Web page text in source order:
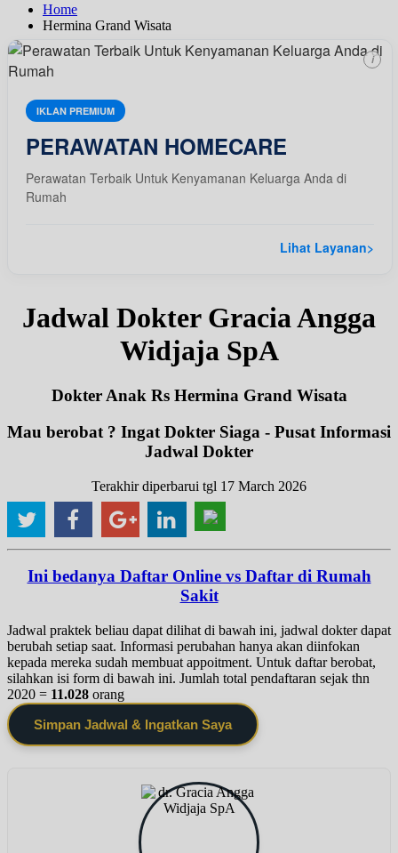
Home
Hermina Grand Wisata
IKLAN PREMIUM
PERAWATAN HOMECARE
Perawatan Terbaik Untuk Kenyamanan Keluarga Anda di
Rumah
Lihat Layanan>
i
Jadwal Dokter Gracia Angga
Widjaja SpA
Dokter Anak Rs Hermina Grand Wisata
Mau berobat ? Ingat Dokter Siaga - Pusat Informasi
Jadwal Dokter
Terakhir diperbarui tgl 17 March 2026
Ini bedanya Daftar Online vs Daftar di Rumah
Sakit
Jadwal praktek beliau dapat dilihat di bawah ini, jadwal dokter dapat
berubah setiap saat. Informasi perubahan hanya akan diinfokan
kepada mereka sudah membuat appoitment. Untuk daftar berobat,
silahkan isi form di bawah ini. Jumlah total pendaftaran sejak thn
2020 = 11.028 orang
Simpan Jadwal & Ingatkan Saya